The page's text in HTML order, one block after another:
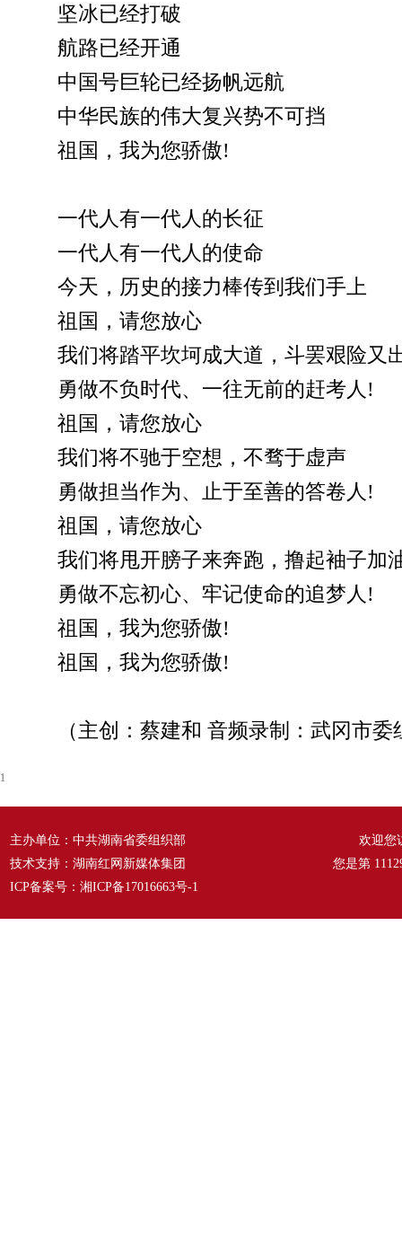
坚冰已经打破
航路已经开通
中国号巨轮已经扬帆远航
中华民族的伟大复兴势不可挡
祖国，我为您骄傲!
一代人有一代人的长征
一代人有一代人的使命
今天，历史的接力棒传到我们手上
祖国，请您放心
我们将踏平坎坷成大道，斗罢艰险又
勇做不负时代、一往无前的赶考人!
祖国，请您放心
我们将不驰于空想，不骛于虚声
勇做担当作为、止于至善的答卷人!
祖国，请您放心
我们将甩开膀子来奔跑，撸起袖子加
勇做不忘初心、牢记使命的追梦人!
祖国，我为您骄傲!
祖国，我为您骄傲!
（主创：蔡建和 音频录制：武冈市
1
主办单位：中共湖南省委组织部
技术支持：湖南红网新媒体集团
ICP备案号： 湘ICP备17016663号-1
欢迎您
您是第